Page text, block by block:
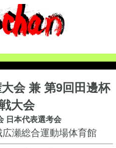
会 兼 第9回田邊杯
大会
日本代表選考会
瀬総合運動場体育館